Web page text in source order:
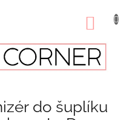
do šuplíku